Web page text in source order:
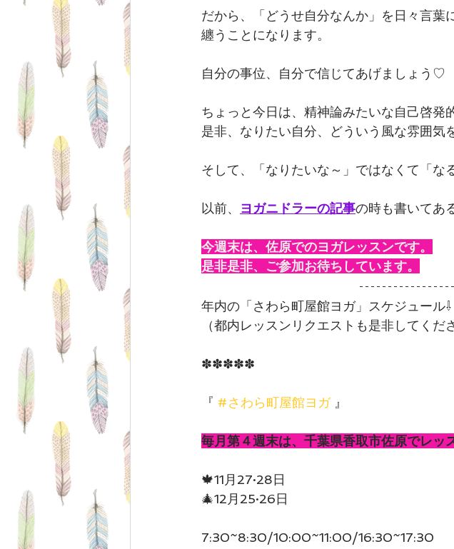
だから、「どうせ自分なんか」を日々言
纏うことになります。
自分の事位、自分で信じてあげましょう♡
ちょっと今日は、精神論みたいな自己啓発
是非、なりたい自分、どういう風な雰囲気
そして、「なりたいな～」ではなくて「な
以前、 ヨガニドラーの記事の時も書いてあ
今週末は、佐原でのヨガレッスンです。
是非是非、ご参加お待ちしています。
年内の「さわら町屋館ヨガ」スケジュール⇩
（都内レッスンリクエストも是非してくだ
✽✽✽✽✽
『 #さわら町屋館ヨガ 』
毎月第４週末は、千葉県香取市佐原でレッ
🍁11月27·28日
🎄12月25·26日
7:30~8:30/10:00~11:00/16:30~17:30